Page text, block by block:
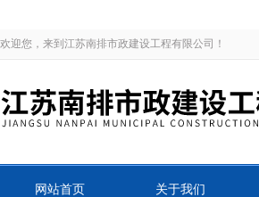
欢迎您，来到江苏南排市政建设工程有限公司！
网站首页 关于我们